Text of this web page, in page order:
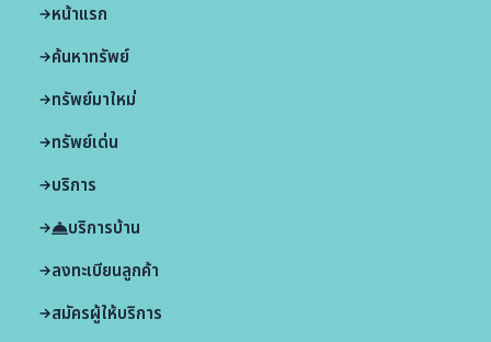
หน้าแรก
ค้นหาทรัพย์
ทรัพย์มาใหม่
ทรัพย์เด่น
บริการ
บริการบ้าน
ลงทะเบียนลูกค้า
สมัครผู้ให้บริการ